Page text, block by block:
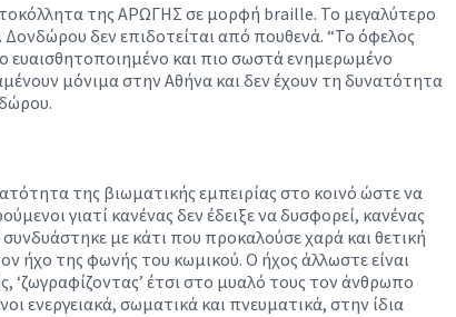
της ΑΡΩΓΗΣ σε μορφή braille. Το μεγαλύτερο
δεν επιδοτείται από πουθενά. “Το όφελος
ευαισθητοποιημένο και πιο σωστά ενημερωμένο
μόνιμα στην Αθήνα και δεν έχουν τη δυνατότητα
της βιωματικής εμπειρίας στο κοινό ώστε να
γιατί κανένας δεν έδειξε να δυσφορεί, κανένας
με κάτι που προκαλούσε χαρά και θετική
ήχο της φωνής του κωμικού. Ο ήχος άλλωστε είναι
‘ζωγραφίζοντας’ έτσι στο μυαλό τους τον άνθρωπο
ενεργειακά, σωματικά και πνευματικά, στην ίδια